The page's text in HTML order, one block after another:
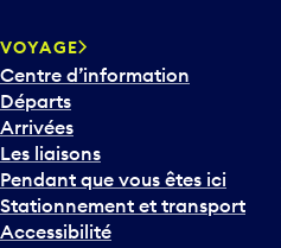
VOYAGE
Centre d’information
Départs
Arrivées
Les liaisons
Pendant que vous êtes ici
Stationnement et transport
Accessibilité